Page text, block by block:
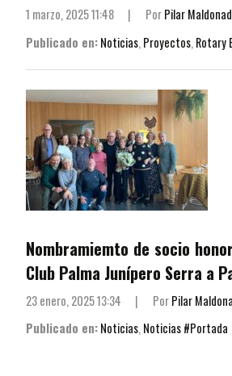
1 marzo, 2025 11:48 | PorPilar
Publicado en:Noticias, Proyectos, Rotary
Nombramiemto de socio
Club Palma Junípero Serra a
23 enero, 2025 13:34 | PorPilar
Publicado en:Noticias, Noticias #Portada